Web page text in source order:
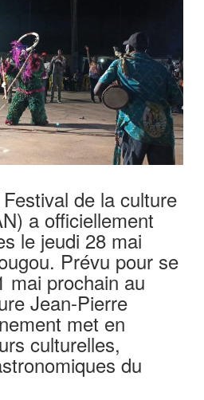
de la culture
a officiellement
le jeudi 28 mai
Prévu pour se
mai prochain au
Jean-Pierre
met en
culturelles,
du